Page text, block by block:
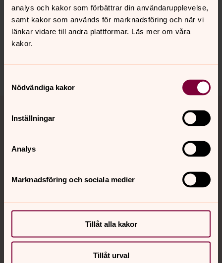
analys och kakor som förbättrar din användarupplevelse,
samt kakor som används för marknadsföring och när vi
länkar vidare till andra plattformar. Läs mer om våra
kakor.
Nödvändiga kakor
Inställningar
Analys
Marknadsföring och sociala medier
Tillåt alla kakor
Tillåt urval
Synpunkter eller frågor på sidans
innehåll?
munka-ljungby.forsamling@svenskakyrkan.se
Kontakt